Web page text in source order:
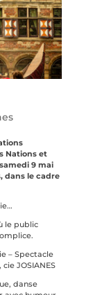
Nations et
9 mai
dans le cadre
le public
– Spectacle
JOSIANES
danse